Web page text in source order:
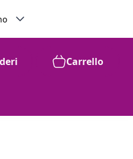
Carrello